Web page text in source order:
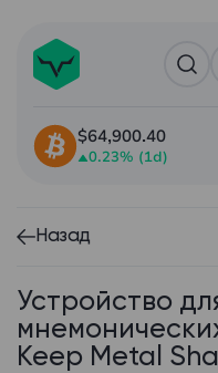
$64,900.40
0.23% (1d)
Назад
Устройство
Keep Metal